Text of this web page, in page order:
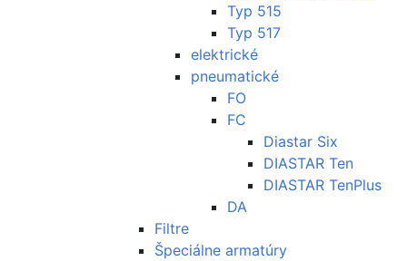
Typ 515
Typ 517
elektrické
pneumatické
FO
FC
Diastar Six
DIASTAR Ten
DIASTAR TenPlus
DA
Filtre
Špeciálne armatúry